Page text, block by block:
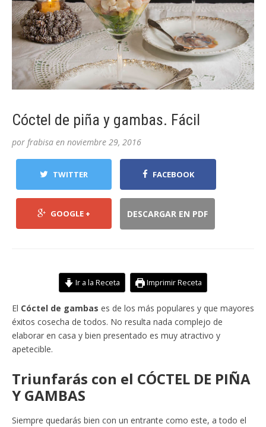
Cóctel de piña y gambas. Fácil
por frabisa en noviembre 29, 2016
TWITTER FACEBOOK
GOOGLE + DESCARGAR EN PDF
Ir a la Receta Imprimir Receta
El Cóctel de gambas es de los más populares y que mayores
éxitos cosecha de todos. No resulta nada complejo de
elaborar en casa y bien presentado es muy atractivo y
apetecible.
Triunfarás con el CÓCTEL DE PIÑA
Y GAMBAS
Siempre quedarás bien con un entrante como este, a todo el